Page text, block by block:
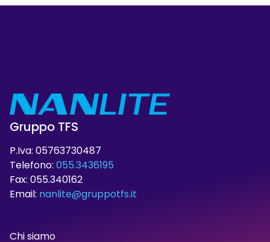
Gruppo TFS
P.Iva: 05763730487
Telefono: 055.3436195
Fax: 055.340162
Email: nanlite@gruppotfs.it
Chi siamo